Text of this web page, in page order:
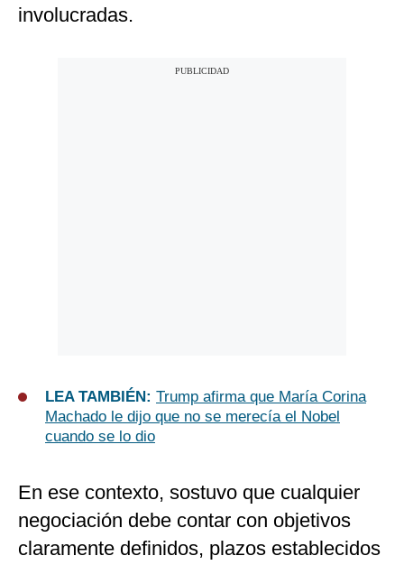
involucradas.
LEA TAMBIÉN: Trump afirma que María Corina
Machado le dijo que no se merecía el Nobel
cuando se lo dio
En ese contexto, sostuvo que cualquier
negociación debe contar con objetivos
claramente definidos, plazos establecidos